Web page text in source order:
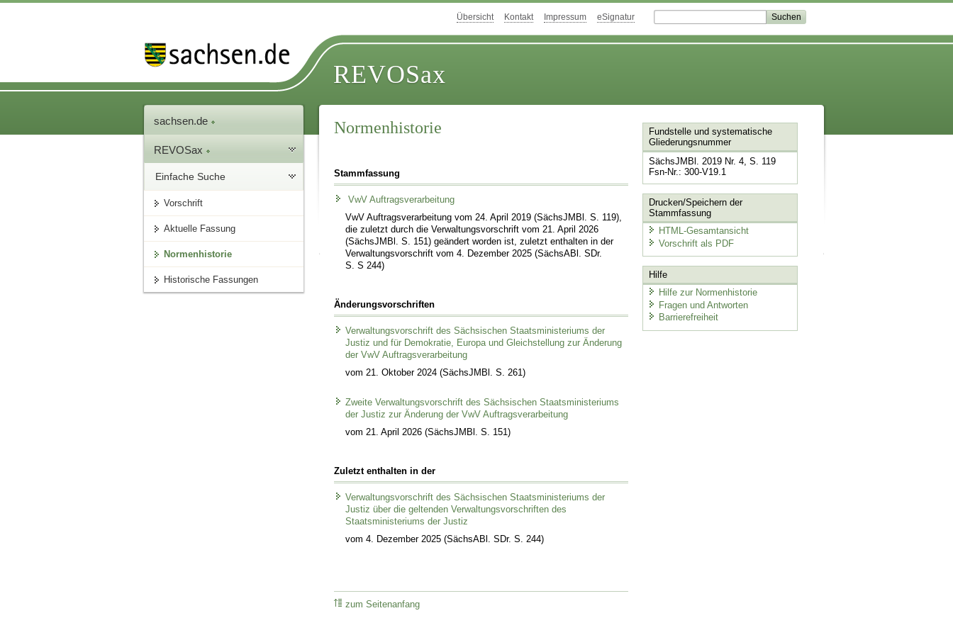
Übersicht Kontakt Impressum eSignatur
REVOSax
sachsen.de
REVOSax
Einfache Suche
Vorschrift
Aktuelle Fassung
Normenhistorie
Historische Fassungen
Normenhistorie
Stammfassung
VwV Auftragsverarbeitung
VwV Auftragsverarbeitung vom 24. April 2019 (SächsJMBl. S. 119),
die zuletzt durch die Verwaltungsvorschrift vom 21. April 2026
(SächsJMBl. S. 151) geändert worden ist, zuletzt enthalten in der
Verwaltungsvorschrift vom 4. Dezember 2025 (SächsABl. SDr.
S. S 244)
Änderungsvorschriften
Verwaltungsvorschrift des Sächsischen Staatsministeriums der
Justiz und für Demokratie, Europa und Gleichstellung zur Änderung
der VwV Auftragsverarbeitung
vom 21. Oktober 2024 (SächsJMBl. S. 261)
Zweite Verwaltungsvorschrift des Sächsischen Staatsministeriums
der Justiz zur Änderung der VwV Auftragsverarbeitung
vom 21. April 2026 (SächsJMBl. S. 151)
Zuletzt enthalten in der
Verwaltungsvorschrift des Sächsischen Staatsministeriums der
Justiz über die geltenden Verwaltungsvorschriften des
Staatsministeriums der Justiz
vom 4. Dezember 2025 (SächsABl. SDr. S. 244)
zum Seitenanfang
Fundstelle und systematische
Gliederungsnummer
SächsJMBl. 2019 Nr. 4, S. 119
Fsn-Nr.: 300-V19.1
Drucken/Speichern der
Stammfassung
HTML-Gesamtansicht
Vorschrift als PDF
Hilfe
Hilfe zur Normenhistorie
Fragen und Antworten
Barrierefreiheit